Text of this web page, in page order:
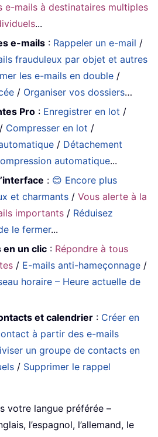
e-mails à destinataires multiples
...
e-mails : Rappeler un e-mail /
frauduleux par objet et autres
les e-mails en double /
/ Organiser vos dossiers…
Pro : Enregistrer en lot /
/ Compresser en lot /
/ Détachement
automatique...
: 😊 Encore plus
et charmants /Vous alerte à la
importants / Réduisez
le fermer...
en un clic : Répondre à tous
/ E-mails anti-hameçonnage /
horaire – Heure actuelle de
et calendrier : Créer en
à partir des e-mails
un groupe de contacts en
/ Supprimer le rappel
votre langue préférée –
l’espagnol, l’allemand, le